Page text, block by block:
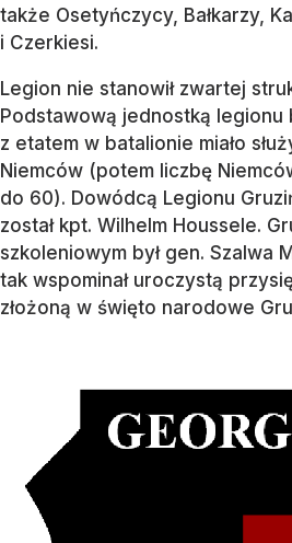
także Osetyńczycy, Bałkarzy,
i Czerkiesi.
Legion nie stanowił zwartej
Podstawową jednostką legionu
z etatem w batalionie miało
Niemców (potem liczbę
do 60). Dowódcą Legionu
został kpt. Wilhelm Houssele.
szkoleniowym był gen. Szalwa
tak wspominał uroczystą
złożoną w święto narodowe